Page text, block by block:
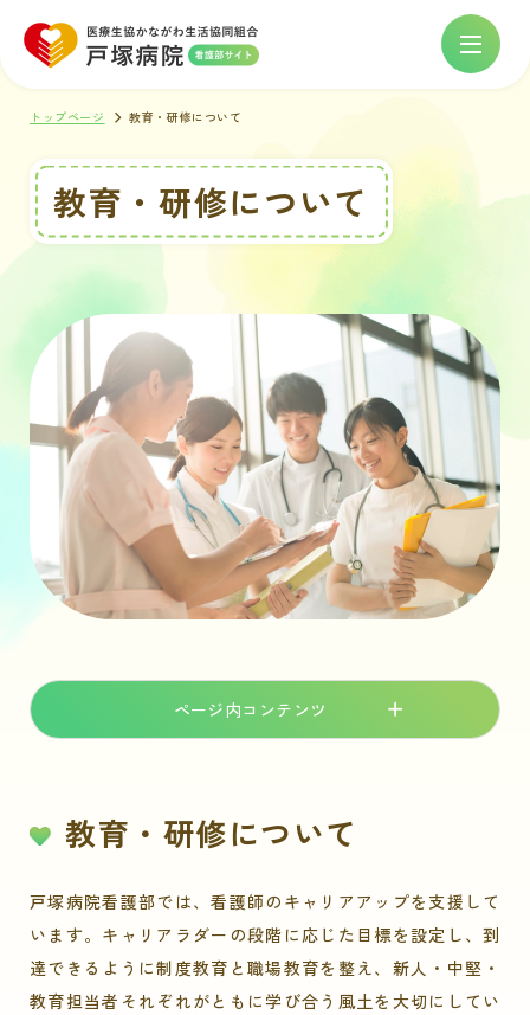
トップページ 教育・研修について
教育・研修について
ページ内コンテンツ
教育・研修について
戸塚病院看護部では、看護師のキャリアアップを支援して
います。キャリアラダーの段階に応じた目標を設定し、到
達できるように制度教育と職場教育を整え、新人・中堅・
教育担当者それぞれがともに学び合う風土を大切にしてい